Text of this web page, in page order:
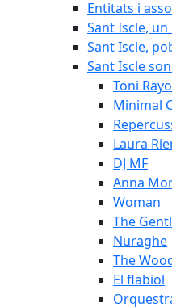
Entitats i
Sant Iscle,
Sant Iscle,
Sant Iscle
Toni Rayo
Minimal
Laura
DJ MF
Anna
Woman
The
Nuraghe
The
El flabiol